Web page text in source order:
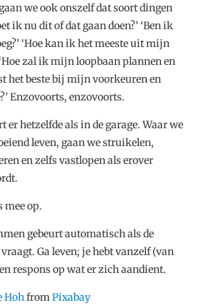
we ook onszelf dat soort dingen
ik nu dit of dat gaan doen?’ ‘Ben ik
‘Hoe kan ik het meeste uit mijn
zal ik mijn loopbaan plannen en
het beste bij mijn voorkeuren en
Enzovoorts, enzovoorts.
er hetzelfde als in de garage. Waar we
leven, gaan we struikelen,
en zelfs vastlopen als erover
mee op.
gebeurt automatisch als de
Ga leven; je hebt vanzelf (van
respons op wat er zich aandient.
HohfromPixabay